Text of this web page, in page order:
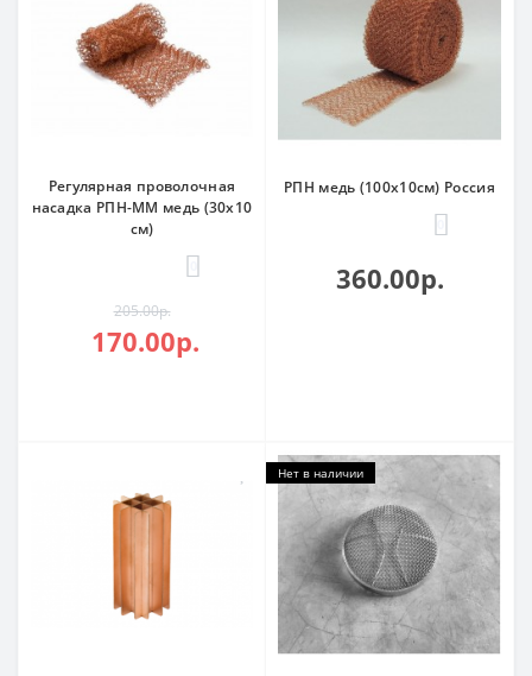
Регулярная проволочная
насадка РПН-ММ медь (30х10
см)
205.00р.
170.00р.
РПН медь (100х10см) Россия
360.00р.
Нет в наличии